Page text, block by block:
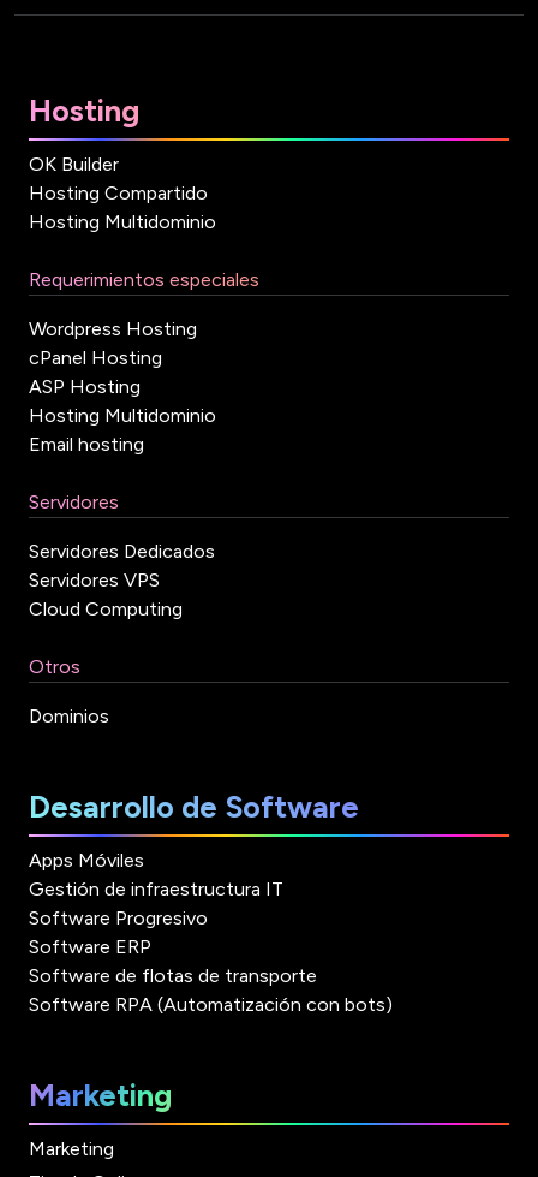
Hosting
OK Builder
Hosting Compartido
Hosting Multidominio
Requerimientos especiales
Wordpress Hosting
cPanel Hosting
ASP Hosting
Hosting Multidominio
Email hosting
Servidores
Servidores Dedicados
Servidores VPS
Cloud Computing
Otros
Dominios
Desarrollo de Software
Apps Móviles
Gestión de infraestructura IT
Software Progresivo
Software ERP
Software de flotas de transporte
Software RPA (Automatización con bots)
Marketing
Marketing